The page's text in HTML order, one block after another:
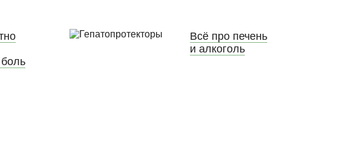
Всё про печень
и алкоголь